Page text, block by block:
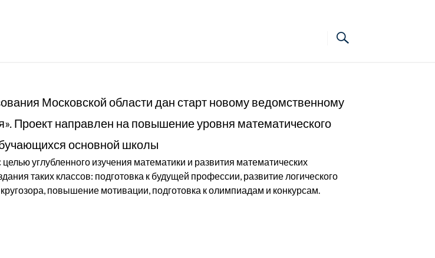
Московской области дан старт новому ведомственному
Проект направлен на повышение уровня математического
основной школы
углубленного изучения математики и развития математических
таких классов: подготовка к будущей профессии, развитие логического
повышение мотивации, подготовка к олимпиадам и конкурсам.